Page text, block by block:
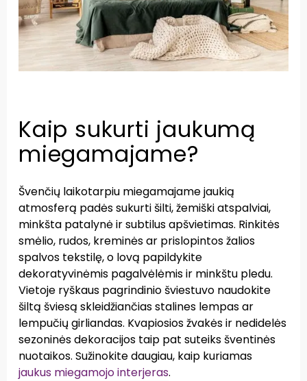
Kaip sukurti jaukumą
miegamajame?
Švenčių laikotarpiu miegamajame jaukią
atmosferą padės sukurti šilti, žemiški atspalviai,
minkšta patalynė ir subtilus apšvietimas. Rinkitės
smėlio, rudos, kreminės ar prislopintos žalios
spalvos tekstilę, o lovą papildykite
dekoratyvinėmis pagalvėlėmis ir minkštu pledu.
Vietoje ryškaus pagrindinio šviestuvo naudokite
šiltą šviesą skleidžiančias stalines lempas ar
lempučių girliandas. Kvapiosios žvakės ir nedidelės
sezoninės dekoracijos taip pat suteiks šventinės
nuotaikos. Sužinokite daugiau, kaip kuriamas
jaukus miegamojo interjeras.